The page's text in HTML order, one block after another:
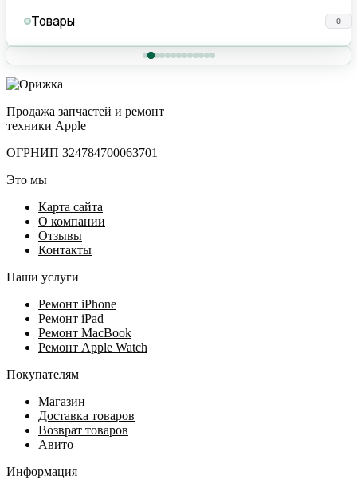
Товары 0
Продажа запчастей и ремонт
техники Apple
ОГРНИП 324784700063701
Это мы
Карта сайта
О компании
Отзывы
Контакты
Наши услуги
Ремонт iPhone
Ремонт iPad
Ремонт MacBook
Ремонт Apple Watch
Покупателям
Магазин
Доставка товаров
Возврат товаров
Авито
Информация